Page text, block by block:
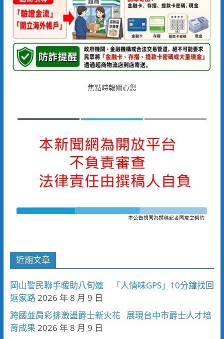
焦點時報關心您
近期文章
岡山警民聯手暖助八旬嬤 「人情味GPS」10分鐘找回
返家路2026 年 8 月 9 日
跨國並肩彩排激盪爵士新火花 展現台中市爵士人才培
育成果 2026 年 8 月 9 日